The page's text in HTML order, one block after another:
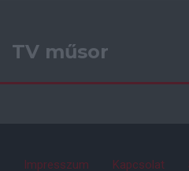
TV műsor
Impresszum Kapcsolat